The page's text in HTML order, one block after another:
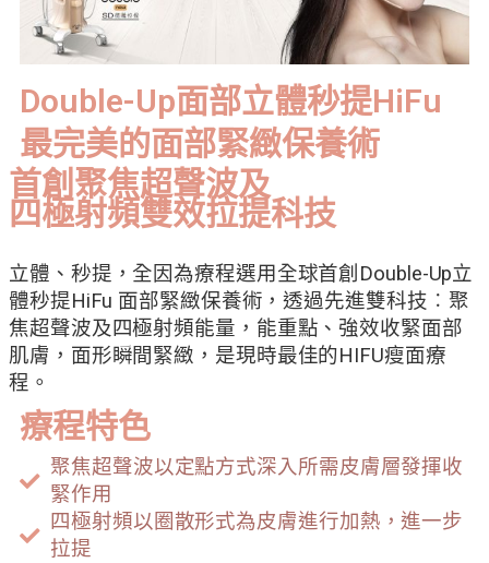
Double-Up面部立體秒提HiFu
最完美的面部緊緻保養術
首創聚焦超聲波及
四極射頻雙效拉提科技
立體、秒提，全因為療程選用全球首創Double-Up立
體秒提HiFu 面部緊緻保養術，透過先進雙科技︰聚
焦超聲波及四極射頻能量，能重點、強效收緊面部
肌膚，面形瞬間緊緻，是現時最佳的HIFU瘦面療
程。
療程特色
聚焦超聲波以定點方式深入所需皮膚層發揮收
緊作用
四極射頻以圈散形式為皮膚進行加熱，進一步
拉提